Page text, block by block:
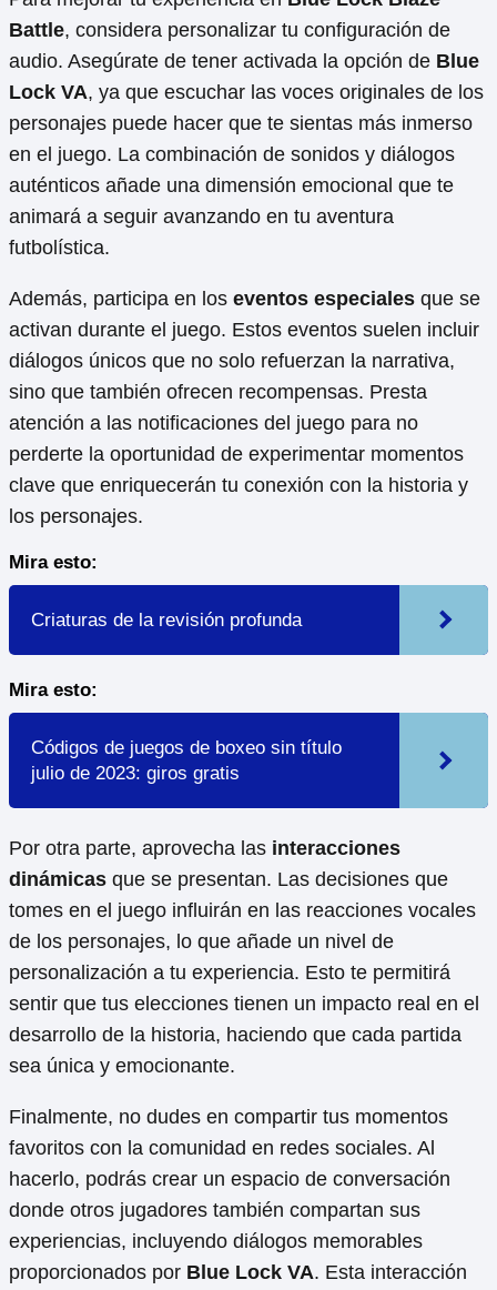
Battle, considera personalizar tu configuración de
audio. Asegúrate de tener activada la opción de Blue
Lock VA, ya que escuchar las voces originales de los
personajes puede hacer que te sientas más inmerso
en el juego. La combinación de sonidos y diálogos
auténticos añade una dimensión emocional que te
animará a seguir avanzando en tu aventura
futbolística.
Además, participa en los eventos especiales que se
activan durante el juego. Estos eventos suelen incluir
diálogos únicos que no solo refuerzan la narrativa,
sino que también ofrecen recompensas. Presta
atención a las notificaciones del juego para no
perderte la oportunidad de experimentar momentos
clave que enriquecerán tu conexión con la historia y
los personajes.
Mira esto:
Criaturas de la revisión profunda
Mira esto:
Códigos de juegos de boxeo sin título
julio de 2023: giros gratis
Por otra parte, aprovecha las interacciones
dinámicas que se presentan. Las decisiones que
tomes en el juego influirán en las reacciones vocales
de los personajes, lo que añade un nivel de
personalización a tu experiencia. Esto te permitirá
sentir que tus elecciones tienen un impacto real en el
desarrollo de la historia, haciendo que cada partida
sea única y emocionante.
Finalmente, no dudes en compartir tus momentos
favoritos con la comunidad en redes sociales. Al
hacerlo, podrás crear un espacio de conversación
donde otros jugadores también compartan sus
experiencias, incluyendo diálogos memorables
proporcionados por Blue Lock VA. Esta interacción